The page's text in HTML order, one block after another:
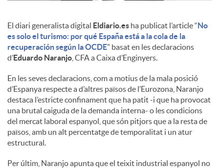
c
o
n
t
i
El diari generalista digital Eldiario.es ha publicat l’article “No
es solo el turismo: por qué España está a la cola de la
recuperación según la OCDE” basat en les declaracions
d’Eduardo Naranjo , CFA a Caixa d’Enginyers.
En les seves declaracions, com a motius de la mala posició
d’Espanya respecte a d’altres països de l’Eurozona, Naranjo
destaca l’estricte confinament que ha patit -i que ha provocat
una brutal caiguda de la demanda interna- o les condicions
del mercat laboral espanyol, que són pitjors que a la resta de
països, amb un alt percentatge de temporalitat i un atur
estructural.
Per últim, Naranjo apunta que el teixit industrial espanyol no